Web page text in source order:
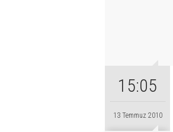
15:05
13 Temmuz 2010